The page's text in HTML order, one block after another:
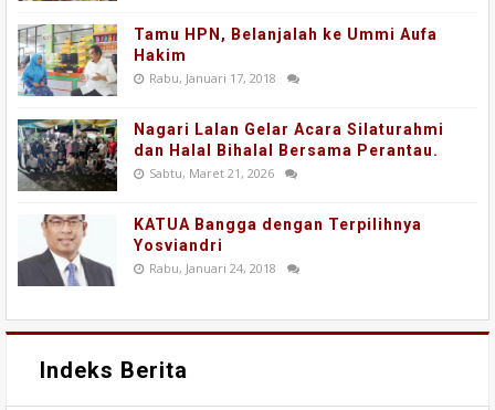
Tamu HPN, Belanjalah ke Ummi Aufa
Hakim
Rabu, Januari 17, 2018
Nagari Lalan Gelar Acara Silaturahmi
dan Halal Bihalal Bersama Perantau.
Sabtu, Maret 21, 2026
KATUA Bangga dengan Terpilihnya
Yosviandri
Rabu, Januari 24, 2018
Indeks Berita